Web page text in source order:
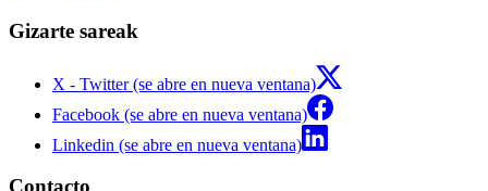
Gizarte sareak
X - Twitter (se abre en nueva ventana)
Facebook (se abre en nueva ventana)
Linkedin (se abre en nueva ventana)